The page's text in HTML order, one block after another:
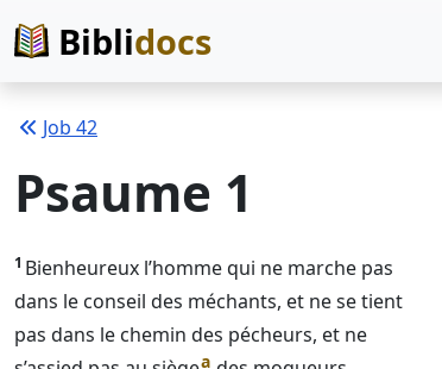
Biblidocs
Job 42
Psaume 1
1 Bienheureux l’homme qui ne marche pas
dans le conseil des méchants, et ne se tient
pas dans le chemin des pécheurs, et ne
a